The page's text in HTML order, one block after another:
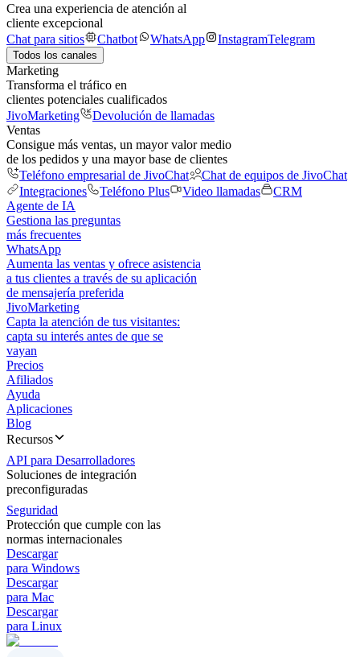
Crea una experiencia de atención al
cliente excepcional
Chat para sitios
Chatbot WhatsApp InstagramTelegram
Todos los canales
Marketing
Transforma el tráfico en
clientes potenciales cualificados
JivoMarketing
Devolución de llamadas
Ventas
Consigue más ventas, un mayor valor medio
de los pedidos y una mayor base de clientes
Teléfono empresarial de JivoChat
Chat de equipos de JivoChat
Integraciones
Teléfono Plus Video llamadas
CRM
Agente de IA
Gestiona las preguntas
más frecuentes
WhatsApp
Aumenta las ventas y ofrece asistencia
a tus clientes a través de su aplicación
de mensajería preferida
JivoMarketing
Capta la atención de tus visitantes:
capta su interés antes de que se
vayan
Precios
Afiliados
Ayuda
Aplicaciones
Blog
Recursos
API para Desarrolladores
Soluciones de integración
preconfiguradas
Seguridad
Protección que cumple con las
normas internacionales
Descargar
para Windows
Descargar
para Mac
Descargar
para Linux